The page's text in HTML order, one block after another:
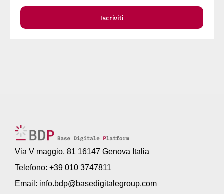
Via V maggio, 81 16147 Genova Italia
Telefono: +39 010 3747811
Email: info.bdp@basedigitalegroup.com